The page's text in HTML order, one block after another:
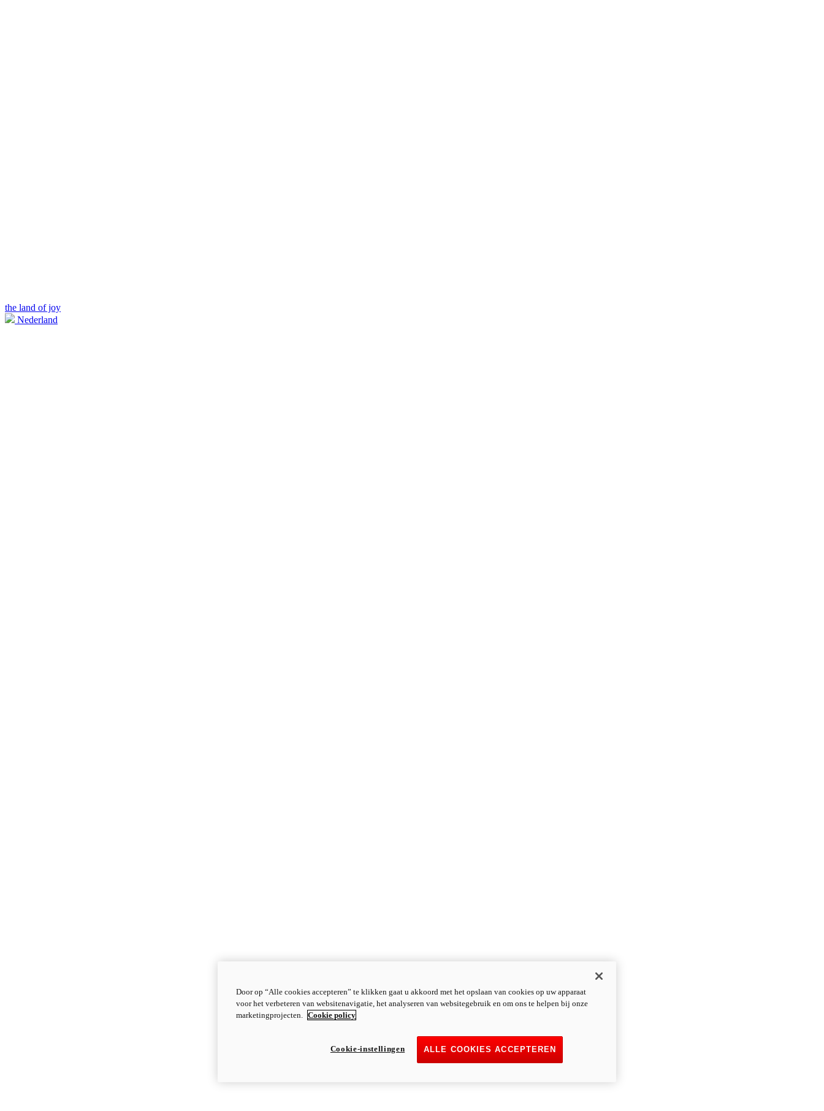
the land of joy
Nederland
Door op “Alle cookies accepteren” te klikken gaat u akkoord met het opslaan van cookies op uw apparaat
voor het verbeteren van websitenavigatie, het analyseren van websitegebruik en om ons te helpen bij onze
marketingprojecten. Cookie policy
ALLE COOKIES ACCEPTEREN
Cookie-instellingen